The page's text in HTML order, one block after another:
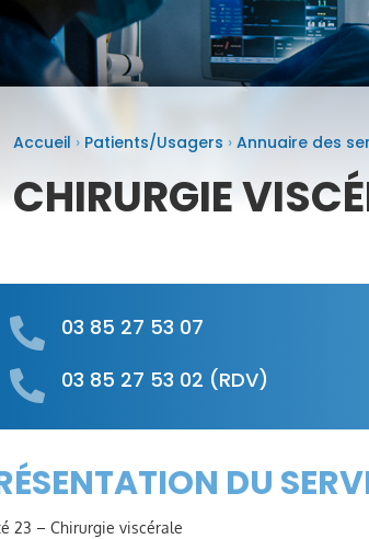
Accueil › Patients/Usagers › Annuaire des
CHIRURGIE
 03 85 27 53 07
 03 85 27 53 02 (RDV)
DU
23 – Chirurgie viscérale